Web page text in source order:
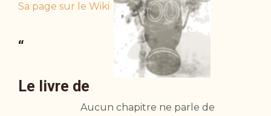
Sa page sur le Wiki
“
Le livre de
Aucun chapitre ne parle de